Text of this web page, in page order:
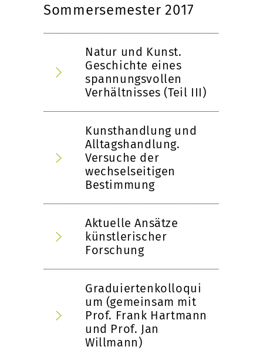
Sommersemester 2017
Natur und Kunst.
Geschichte eines
spannungsvollen
Verhältnisses (Teil III)
Kunsthandlung und
Alltagshandlung.
Versuche der
wechselseitigen
Bestimmung
Aktuelle Ansätze
künstlerischer
Forschung
Graduiertenkolloqui
um (gemeinsam mit
Prof. Frank Hartmann
und Prof. Jan
Willmann)